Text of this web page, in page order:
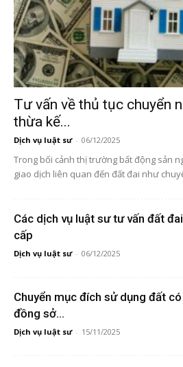
Tư vấn về thủ tục chuyển
thừa kế...
Dịch vụ luật sư - 06/12/2025
Trong bối cảnh thị trường bất động sản
giao dịch liên quan đến đất đai như
Các dịch vụ luật sư tư vấn đất
cấp
Dịch vụ luật sư - 06/12/2025
Chuyển mục đích sử dụng đất
đồng sở...
Dịch vụ luật sư - 15/11/2025